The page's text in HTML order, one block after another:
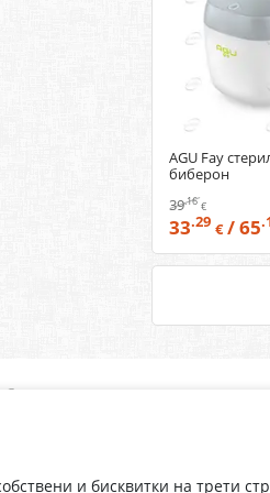
AGU Fay
биберон
39.16 €
33.29 €/ 65
и бисквитки на трети